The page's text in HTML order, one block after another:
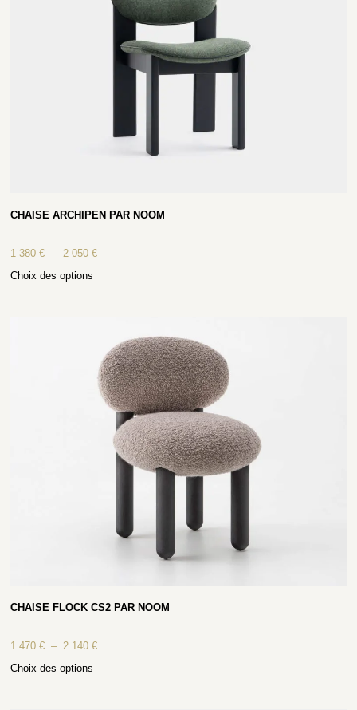
CHAISE ARCHIPEN PAR NOOM
1 380€ – 2 050€
Choix des options
CHAISE FLOCK CS2 PAR NOOM
1 470€ – 2 140€
Choix des options